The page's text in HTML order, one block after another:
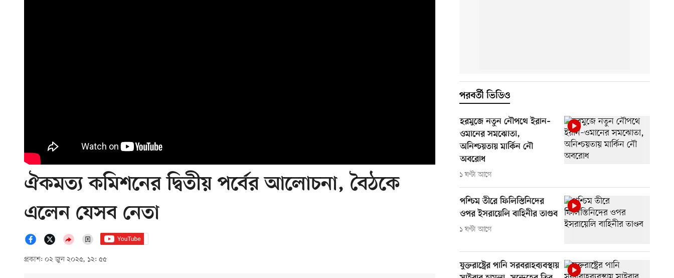
ঐকমত্য কমিশনের দ্বিতীয় পর্বের আলোচনা, বৈঠকে
এলেন যেসব নেতা
প্রকাশ: ০২ জুন ২০২৫, ১২: ৫৫
পরবর্তী ভিডিও
হরমুজে নতুন নৌপথে ইরান–
ওমানের সমঝোতা,
অনিশ্চয়তায় মার্কিন নৌ
অবরোধ
১ ঘণ্টা আগে
পশ্চিম তীরে ফিলিস্তিনিদের
ওপর ইসরায়েলি বাহিনীর তাণ্ডব
১ ঘণ্টা আগে
যুক্তরাষ্ট্রের পানি সরবরাহব্যবস্থায়